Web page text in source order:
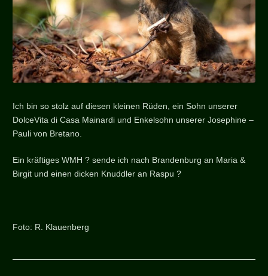
Ich bin so stolz auf diesen kleinen Rüden, ein Sohn unserer
DolceVita di Casa Mainardi und Enkelsohn unserer Josephine –
Pauli von Bretano.
Ein kräftiges WMH ? sende ich nach Brandenburg an Maria &
Birgit und einen dicken Knuddler an Raspu ?
Foto: R. Klauenberg